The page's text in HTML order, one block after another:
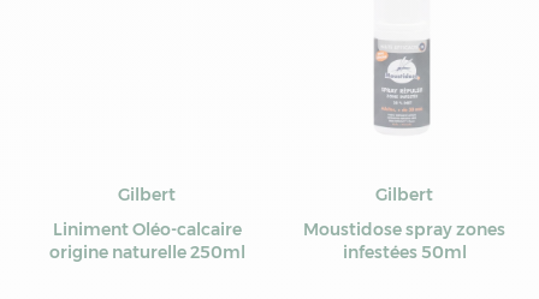
Gilbert
Liniment Oléo-calcaire
origine naturelle 250ml
Gilbert
Moustidose spray zones
infestées 50ml